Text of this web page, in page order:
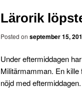
Lärorik
Posted on september 15,
Under eftermiddagen
Militärmamman. En kille
nöjd med eftermiddagen.